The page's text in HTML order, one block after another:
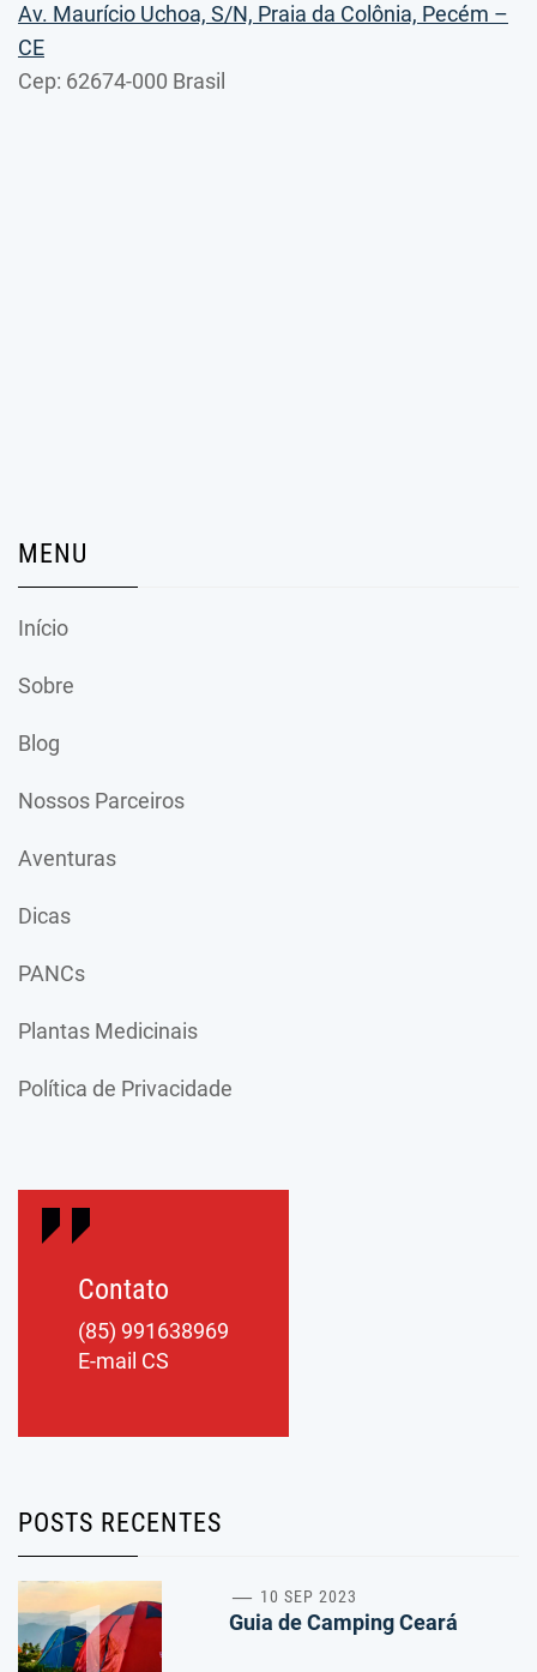
Av. Maurício Uchoa, S/N, Praia da Colônia, Pecém –
CE
Cep: 62674-000 Brasil
MENU
Início
Sobre
Blog
Nossos Parceiros
Aventuras
Dicas
PANCs
Plantas Medicinais
Política de Privacidade
Contato
(85) 991638969
E-mail CS
POSTS RECENTES
1 10 SEP 2023
Guia de Camping Ceará